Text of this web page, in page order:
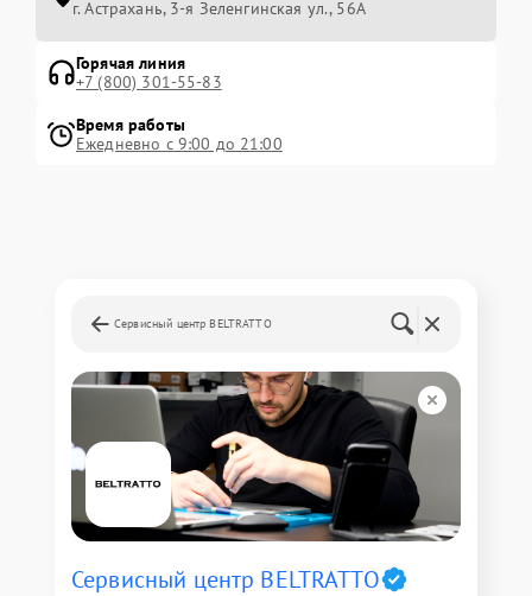
г. Астрахань, 3-я Зеленгинская ул., 56А
Горячая линия
+7 (800) 301-55-83
Время работы
Ежедневно с 9:00 до 21:00
Сервисный центр BELTRATTO
Сервисный центр BELTRATTO